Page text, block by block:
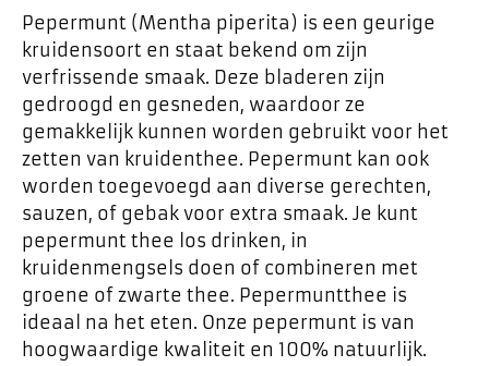
Pepermunt (Mentha piperita) is een geurige
kruidensoort en staat bekend om zijn
verfrissende smaak. Deze bladeren zijn
gedroogd en gesneden, waardoor ze
gemakkelijk kunnen worden gebruikt voor het
zetten van kruidenthee. Pepermunt kan ook
worden toegevoegd aan diverse gerechten,
sauzen, of gebak voor extra smaak. Je kunt
pepermunt thee los drinken, in
kruidenmengsels doen of combineren met
groene of zwarte thee. Pepermuntthee is
ideaal na het eten. Onze pepermunt is van
hoogwaardige kwaliteit en 100% natuurlijk.